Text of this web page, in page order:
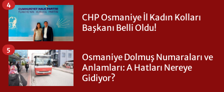
CHP Osmaniye İl Kadın Kolları
Başkanı Belli Oldu!
4
Osmaniye Dolmuş Numaraları ve
Anlamları: A Hatları Nereye
Gidiyor?
5